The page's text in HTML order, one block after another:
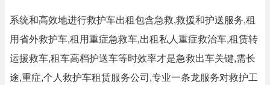
系统和高效地进行救护车出租包含急救,救援和护送服务,租
用省外救护车,租用重症急救车,出租私人重症救治车,租赁转
运援救车,租车高档护送车等时效率才是急救出车关键,需长
途,重症,个人救护车租赁服务公司,专业一条龙服务对救护工